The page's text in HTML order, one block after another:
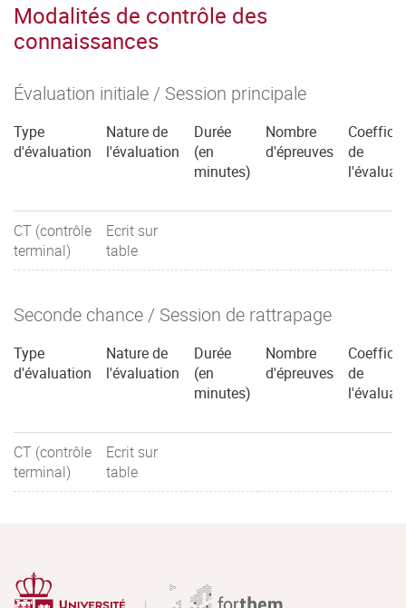
Modalités de contrôle des
connaissances
Évaluation initiale / Session principale
Type
d'évaluation
Nature de
l'évaluation
Durée
(en
minutes)
Nombre
d'épreuves
de
CT (contrôle
terminal)
Ecrit sur
table
Seconde chance / Session de rattrapage
Type
d'évaluation
Nature de
l'évaluation
Durée
(en
minutes)
Nombre
d'épreuves
de
CT (contrôle
terminal)
Ecrit sur
table